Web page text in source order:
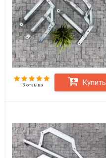
3 отзыва Купить